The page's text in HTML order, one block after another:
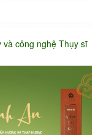
nam y và công nghệ Thụy sĩ